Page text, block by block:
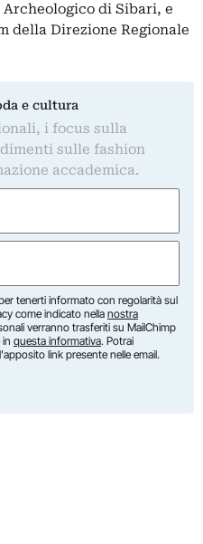
di Sibari, e
della Direzione Regionale
e cultura
i focus sulla
sulle fashion
accademica.
tenerti informato con regolarità sul
come indicato nella nostra
verranno trasferiti su MailChimp
questa informativa. Potrai
link presente nelle email.